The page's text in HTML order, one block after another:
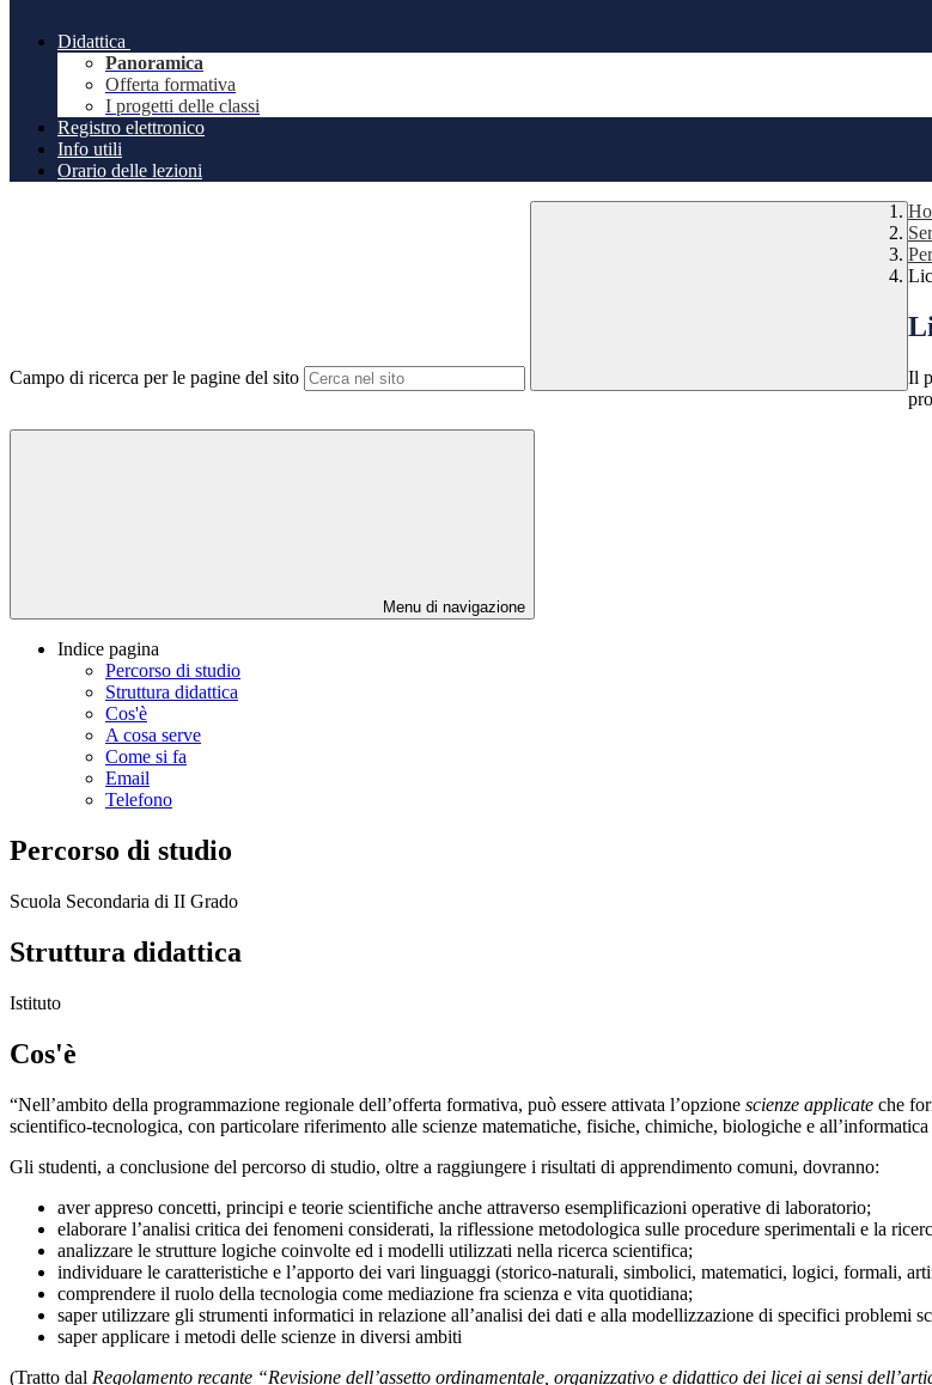
Didattica
Panoramica
Offerta formativa
I progetti delle classi
Registro elettronico
Info utili
Orario delle lezioni
Campo di ricerca per le pagine del sito
Il
Menu di navigazione
Indice pagina
Percorso di studio
Struttura didattica
Cos'è
A cosa serve
Come si fa
Email
Telefono
Percorso di studio
Scuola Secondaria di II Grado
Struttura didattica
Istituto
Cos'è
“Nell’ambito della programmazione regionale dell’offerta formativa, può essere attivata l’opzione scienze applicate che
scientifico-tecnologica, con particolare riferimento alle scienze matematiche, fisiche, chimiche, biologiche e
Gli studenti, a conclusione del percorso di studio, oltre a raggiungere i risultati di apprendimento comuni, dovranno:
aver appreso concetti, principi e teorie scientifiche anche attraverso esemplificazioni operative di laboratorio;
elaborare l’analisi critica dei fenomeni considerati, la riflessione metodologica sulle procedure sperimentali e la
analizzare le strutture logiche coinvolte ed i modelli utilizzati nella ricerca scientifica;
individuare le caratteristiche e l’apporto dei vari linguaggi (storico-naturali, simbolici, matematici, logici, formali,
comprendere il ruolo della tecnologia come mediazione fra scienza e vita quotidiana;
saper utilizzare gli strumenti informatici in relazione all’analisi dei dati e alla modellizzazione di specifici
saper applicare i metodi delle scienze in diversi ambiti
(Tratto dal Regolamento recante “Revisione dell’assetto ordinamentale, organizzativo e didattico dei licei ai sensi